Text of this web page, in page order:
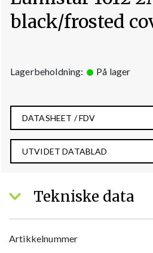
black/frosted
Lagerbeholdning: På lager
DATASHEET / FDV
UTVIDET DATABLAD
Tekniske data
Artikkelnummer